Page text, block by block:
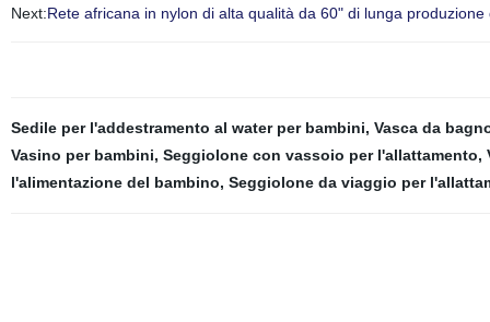
Next:Rete africana in nylon di alta qualità da 60" di lunga
Sedile per l'addestramento al water per bambini, Vasca da
Vasino per bambini, Seggiolone con vassoio per l'allattamento,
l'alimentazione del bambino, Seggiolone da viaggio per